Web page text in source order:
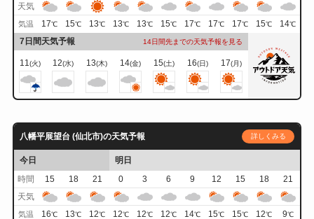
天気
気温 17℃ 15℃ 13℃ 13℃ 13℃ 15℃ 17℃ 17℃ 17℃ 15℃ 14℃
7日間天気予報 14日間先までの天気予報を見る
11(火) 12(水) 13(木) 14(金) 15(土) 16(日) 17(月)
八幡平展望台 (仙北市)の天気予報 詳しくみる
今日
明日
時間
15 18 21 0 3 6 9 12 15 18
21
天気
気温 16℃ 13℃ 12℃ 12℃ 12℃ 12℃ 14℃ 15℃ 15℃ 12℃ 9℃